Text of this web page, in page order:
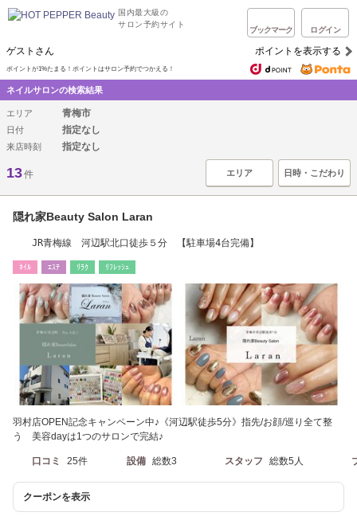
国内最大級の
サロン予約サイト
ブックマーク ログイン
ゲストさん ポイントを表示する
ポイントが1%たまる！ポイントはサロン予約でつかえる！
ネイルサロンの検索結果
エリア 青梅市
日付 指定なし
来店時刻 指定なし
13件 エリア 日時・こだわり
隠れ家Beauty Salon Laran
JR青梅線 河辺駅北口徒歩５分 【駐車場4台完備】
ﾈｲﾙ ｴｽﾃ ﾘﾗｸ ﾘﾌﾚｯｼｭ
羽村店OPEN記念キャンペーン中♪《河辺駅徒歩5分》指先/お顔/巡り全て整
う 美容dayは1つのサロンで完結♪
口コミ 25件 設備 総数3 スタッフ 総数5人
クーポンを表示